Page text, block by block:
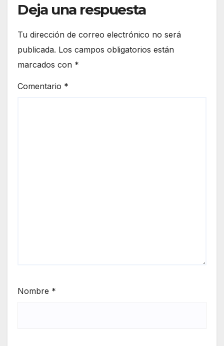
Deja una respuesta
Tu dirección de correo electrónico no será
publicada. Los campos obligatorios están
marcados con *
Comentario *
Nombre *